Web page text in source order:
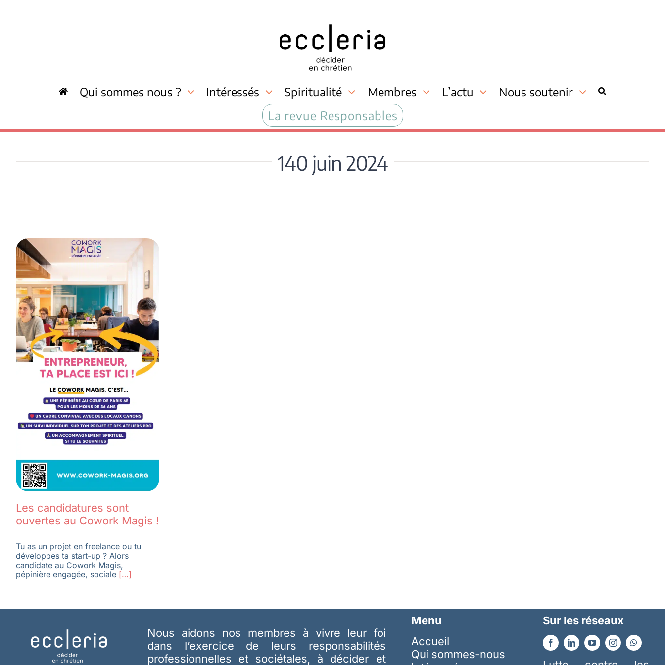
Qui sommes nous ? Intéressés Spiritualité Membres L’actu
Nous soutenir
La revue Responsables
140 juin 2024
Les candidatures sont
ouvertes au Cowork Magis !
Tu as un projet en freelance ou tu
développes ta start-up ? Alors
candidate au Cowork Magis,
pépinière engagée, sociale[…]
Nous aidons nos membres à vivre leur foi
dans l’exercice de leurs responsabilités
professionnelles et sociétales, à décider et
Menu
Accueil
Qui sommes-nous
Sur les réseaux